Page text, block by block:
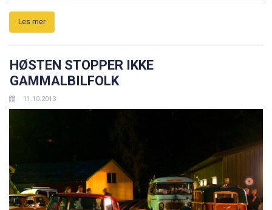
Les mer
HØSTEN STOPPER IKKE
GAMMALBILFOLK
11.10.2013